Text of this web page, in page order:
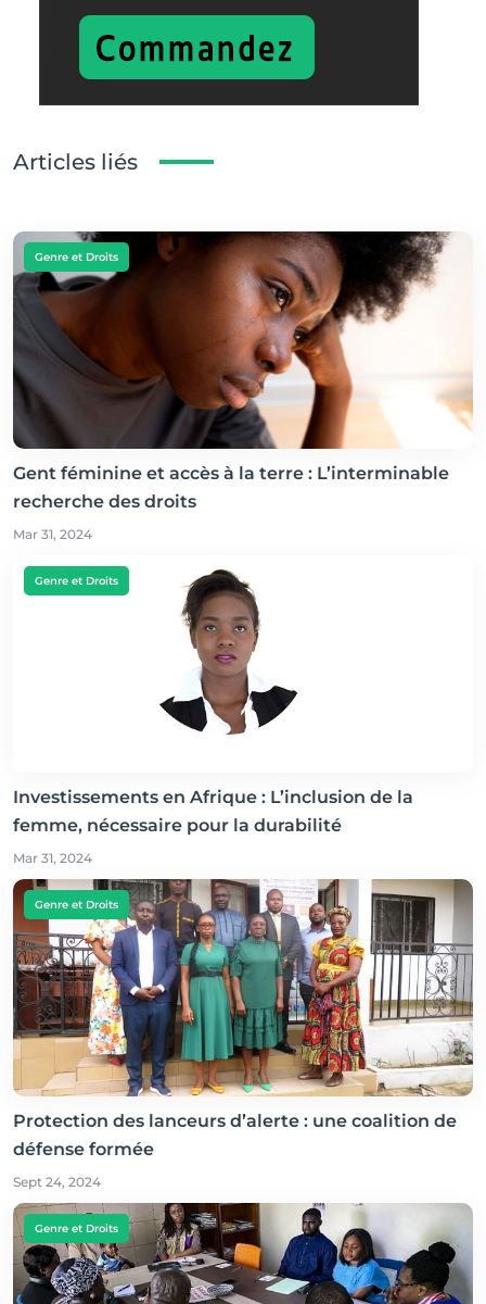
Articles liés
Genre et Droits
Gent féminine et accès à la terre : L’interminable
recherche des droits
Mar 31, 2024
Genre et Droits
Investissements en Afrique : L’inclusion de la
femme, nécessaire pour la durabilité
Mar 31, 2024
Genre et Droits
Protection des lanceurs d’alerte : une coalition de
défense formée
Sept 24, 2024
Genre et Droits